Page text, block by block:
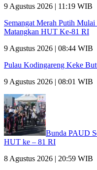
9 Agustus 2026 | 11:19 WIB
Semangat Merah Putih
Matangkan HUT Ke-81 RI
9 Agustus 2026 | 08:44 WIB
Pulau Kodingareng Keke
9 Agustus 2026 | 08:01 WIB
Bunda PAUD
HUT ke – 81 RI
8 Agustus 2026 | 20:59 WIB